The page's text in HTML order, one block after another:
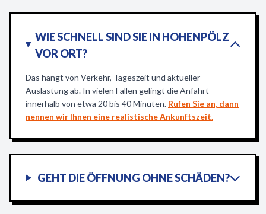
WIE SCHNELL SIND SIE IN HOHENPÖLZ
VOR ORT?
Das hängt von Verkehr, Tageszeit und aktueller
Auslastung ab. In vielen Fällen gelingt die Anfahrt
innerhalb von etwa 20 bis 40 Minuten. Rufen Sie an, dann
nennen wir Ihnen eine realistische Ankunftszeit.
GEHT DIE ÖFFNUNG OHNE SCHÄDEN?